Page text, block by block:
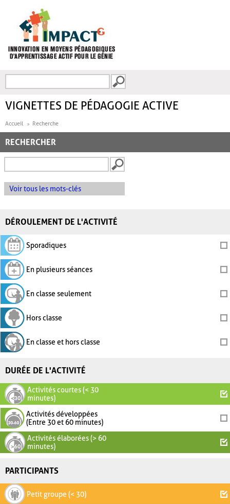
FORMULAIRE DE
VIGNETTES DE PÉDAGOGIE ACTIVE
Accueil Recherche
RECHERCHER
Voir tous les mots-clés
DÉROULEMENT DE L'ACTIVITÉ
Sporadiques
En plusieurs séances
En classe seulement
Hors classe
En classe et hors classe
DURÉE DE L'ACTIVITÉ
Activités courtes (< 30
minutes)
Activités développées
(Entre 30 et 60 minutes)
Activités élaborées (> 60
minutes)
PARTICIPANTS
Petit groupe (< 30)